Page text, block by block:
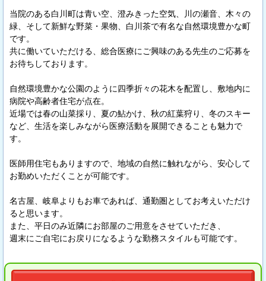
当院のある白川町は青い空、澄みきった空気、川の瀬音、木々の
緑、そして新鮮な野菜・果物、白川茶で有名な自然環境豊かな町
です。
共に働いていただける、総合医療にご興味のある先生のご応募を
お待ちしております。
自然環境豊かな公園のように四季折々の花木を配置し、敷地内に
病院や高齢者住宅が点在。
近場では春の山菜採り、夏の鮎かけ、秋の紅葉狩り、冬のスキー
など、生活を楽しみながら医療活動を展開できることも魅力で
す。
医師用住宅もありますので、地域の自然に触れながら、安心して
お勤めいただくことが可能です。
名古屋、岐阜よりもお車であれば、通勤圏としてお考えいただけ
ると思います。
また、平日のみ近隣にお部屋のご用意をさせていただき、
週末にご自宅にお戻りになるような勤務スタイルも可能です。